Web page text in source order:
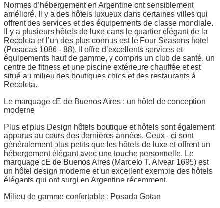
Normes d’hébergement en Argentine ont sensiblement
amélioré. Il y a des hôtels luxueux dans certaines villes qui
offrent des services et des équipements de classe mondiale.
Il y a plusieurs hôtels de luxe dans le quartier élégant de la
Recoleta et l’un des plus connus est le Four Seasons hotel
(Posadas 1086 - 88). Il offre d’excellents services et
équipements haut de gamme, y compris un club de santé, un
centre de fitness et une piscine extérieure chauffée et est
situé au milieu des boutiques chics et des restaurants à
Recoleta.
Le marquage cE de Buenos Aires : un hôtel de conception
moderne
Plus et plus Design hôtels boutique et hôtels sont également
apparus au cours des dernières années. Ceux - ci sont
généralement plus petits que les hôtels de luxe et offrent un
hébergement élégant avec une touche personnelle. Le
marquage cE de Buenos Aires (Marcelo T. Alvear 1695) est
un hôtel design moderne et un excellent exemple des hôtels
élégants qui ont surgi en Argentine récemment.
Milieu de gamme confortable : Posada Gotan